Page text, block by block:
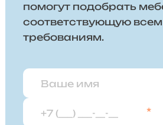
помогут подобрать
соответствующую
требованиям.
*